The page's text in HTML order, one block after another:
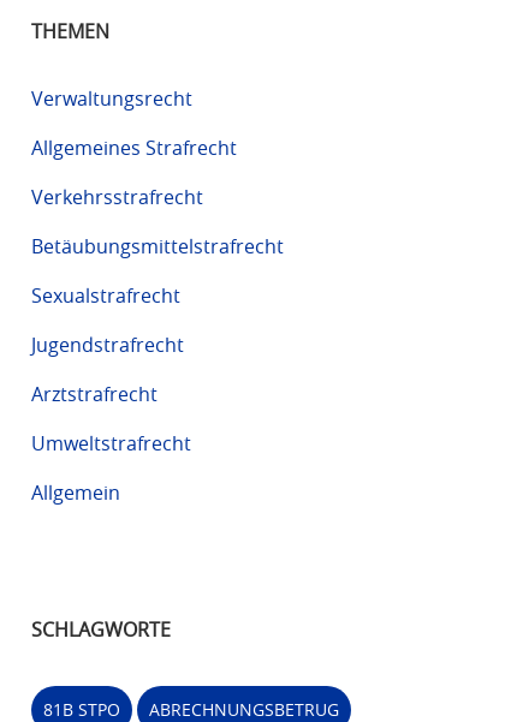
THEMEN
Verwaltungsrecht
Allgemeines Strafrecht
Verkehrsstrafrecht
Betäubungsmittelstrafrecht
Sexualstrafrecht
Jugendstrafrecht
Arztstrafrecht
Umweltstrafrecht
Allgemein
SCHLAGWORTE
81B STPO ABRECHNUNGSBETRUG